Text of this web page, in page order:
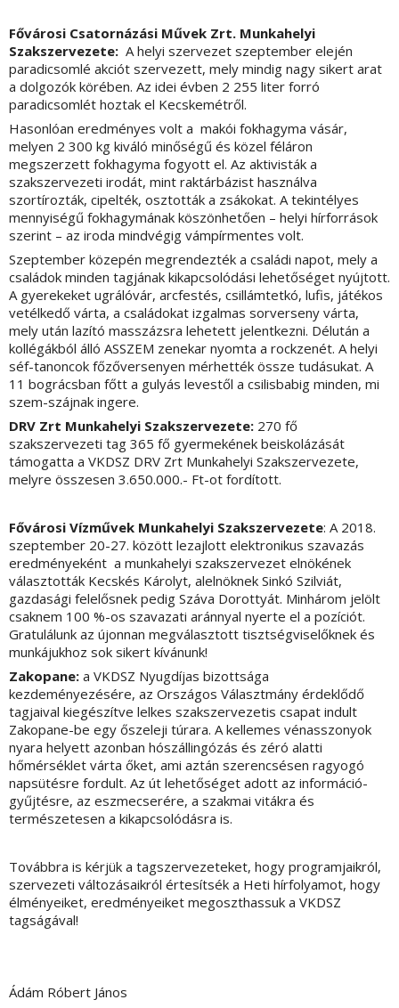
Fővárosi Csatornázási Művek Zrt. Munkahelyi
Szakszervezete: A helyi szervezet szeptember elején
paradicsomlé akciót szervezett, mely mindig nagy sikert arat
a dolgozók körében. Az idei évben 2 255 liter forró
paradicsomlét hoztak el Kecskemétről.
Hasonlóan eredményes volt a makói fokhagyma vásár,
melyen 2 300 kg kiváló minőségű és közel féláron
megszerzett fokhagyma fogyott el. Az aktivisták a
szakszervezeti irodát, mint raktárbázist használva
szortírozták, cipelték, osztották a zsákokat. A tekintélyes
mennyiségű fokhagymának köszönhetően – helyi hírforrások
szerint – az iroda mindvégig vámpírmentes volt.
Szeptember közepén megrendezték a családi napot, mely a
családok minden tagjának kikapcsolódási lehetőséget nyújtott.
A gyerekeket ugrálóvár, arcfestés, csillámtetkó, lufis, játékos
vetélkedő várta, a családokat izgalmas sorverseny várta,
mely után lazító masszázsra lehetett jelentkezni. Délután a
kollégákból álló ASSZEM zenekar nyomta a rockzenét. A helyi
séf-tanoncok főzőversenyen mérhették össze tudásukat. A
11 bográcsban főtt a gulyás levestől a csilisbabig minden, mi
szem-szájnak ingere.
DRV Zrt Munkahelyi Szakszervezete: 270 fő
szakszervezeti tag 365 fő gyermekének beiskolázását
támogatta a VKDSZ DRV Zrt Munkahelyi Szakszervezete,
melyre összesen 3.650.000.- Ft-ot fordított.
Fővárosi Vízművek Munkahelyi Szakszervezete: A 2018.
szeptember 20-27. között lezajlott elektronikus szavazás
eredményeként a munkahelyi szakszervezet elnökének
választották Kecskés Károlyt, alelnöknek Sinkó Szilviát,
gazdasági felelősnek pedig Száva Dorottyát. Minhárom jelölt
csaknem 100 %-os szavazati aránnyal nyerte el a pozíciót.
Gratulálunk az újonnan megválasztott tisztségviselőknek és
munkájukhoz sok sikert kívánunk!
Zakopane: a VKDSZ Nyugdíjas bizottsága
kezdeményezésére, az Országos Választmány érdeklődő
tagjaival kiegészítve lelkes szakszervezetis csapat indult
Zakopane-be egy őszeleji túrara. A kellemes vénasszonyok
nyara helyett azonban hószállingózás és zéró alatti
hőmérséklet várta őket, ami aztán szerencsésen ragyogó
napsütésre fordult. Az út lehetőséget adott az információ-
gyűjtésre, az eszmecserére, a szakmai vitákra és
természetesen a kikapcsolódásra is.
Továbbra is kérjük a tagszervezeteket, hogy programjaikról,
szervezeti változásaikról értesítsék a Heti hírfolyamot, hogy
élményeiket, eredményeiket megoszthassuk a VKDSZ
tagságával!
Ádám Róbert János